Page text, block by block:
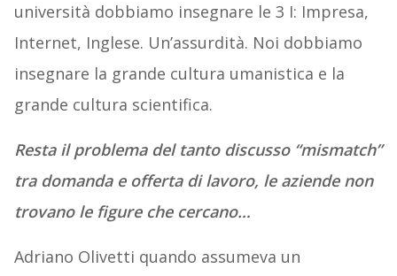
università dobbiamo insegnare le 3 I: Impresa,
Internet, Inglese. Un’assurdità. Noi dobbiamo
insegnare la grande cultura umanistica e la
grande cultura scientifica.
Resta il problema del tanto discusso “mismatch”
tra domanda e offerta di lavoro, le aziende non
trovano le figure che cercano…
Adriano Olivetti quando assumeva un